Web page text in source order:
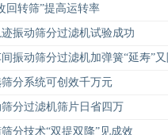
回转筛”提高运转率
振动筛分过滤机试验成功
振动筛分过滤机加弹簧“延寿”
分系统可创效千万元
分过滤机筛片日省四万
分技术“双提双降”见成效